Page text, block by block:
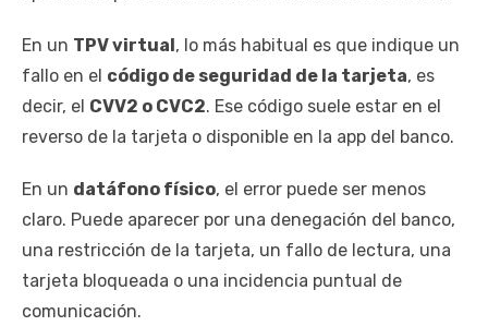
En un TPV virtual , lo más habitual es que indique un
fallo en el código de seguridad de la tarjeta, es
decir, el CVV2 o CVC2. Ese código suele estar en el
reverso de la tarjeta o disponible en la app del banco.
En un datáfono físico, el error puede ser menos
claro. Puede aparecer por una denegación del banco,
una restricción de la tarjeta, un fallo de lectura, una
tarjeta bloqueada o una incidencia puntual de
comunicación.